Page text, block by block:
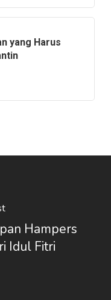
yang Harus
Hampers
Idul Fitri